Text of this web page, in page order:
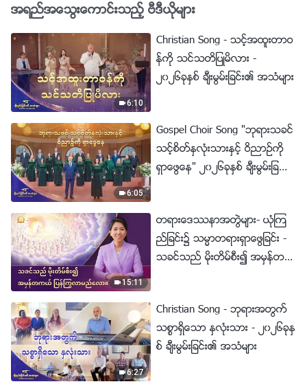
အရည္အေသြးေကာင္းသည့္ ဗီဒီယိုမ်ား
6:10
Christian Song - သင့္အထူးတာဝ
န္ကို သင္သတိျပဳမိလား -
၂၀၂၆ခုႏွစ္ ခ်ီးမြမ္းျခင္း၏ အသံမ်ား
6:05
Gospel Choir Song "ဘုရားသခင္
သင့္စိတ္ႏွလုံးသားႏွင့္ ဝိညာဥ္ကို
ရွာေဖြေန" ၂၀၂၆ခုႏွစ္ ခ်ီးမြမ္းျခ
15:11
တရားေဒႆနာအတြဲမ်ား- ယုံၾက
ည္ျခင္း၌ သမၼာတရားရွာေဖြျခင္း -
သခင္သည္ မိုးတိမ္စီး၍ အမွန္တက
6:27
Christian Song - ဘုရားအတြက္
သစၥာရွိေသာ ႏွလုံးသား - ၂၀၂၆ခုႏွ
စ္ ခ်ီးမြမ္းျခင္း၏ အသံမ်ား